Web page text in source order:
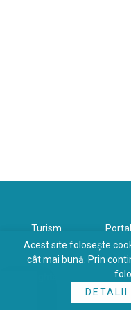
Turism
Copyrights © 2026 All
Acest site folosește
cât mai bună. Prin
DETALII